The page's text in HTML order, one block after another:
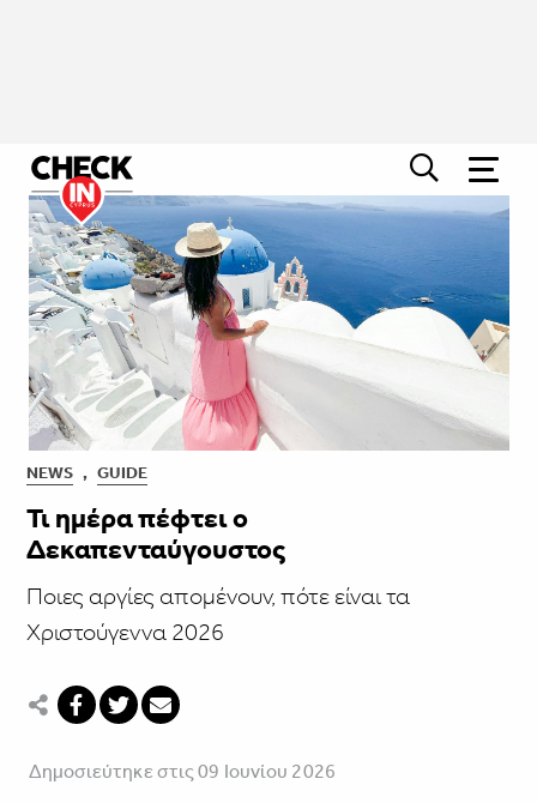
NEWS , GUIDE
Τι ημέρα πέφτει ο
Δεκαπενταύγουστος
Ποιες αργίες απομένουν, πότε είναι τα
Χριστούγεννα 2026
Δημοσιεύτηκε στις 09 Ιουνίου 2026